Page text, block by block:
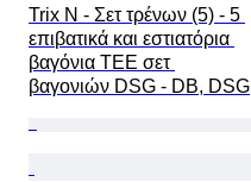
Trix N - Σετ τρένων (5) - 5
επιβατικά και εστιατόρια
βαγόνια TEE σετ
βαγονιών DSG - DB, DSG